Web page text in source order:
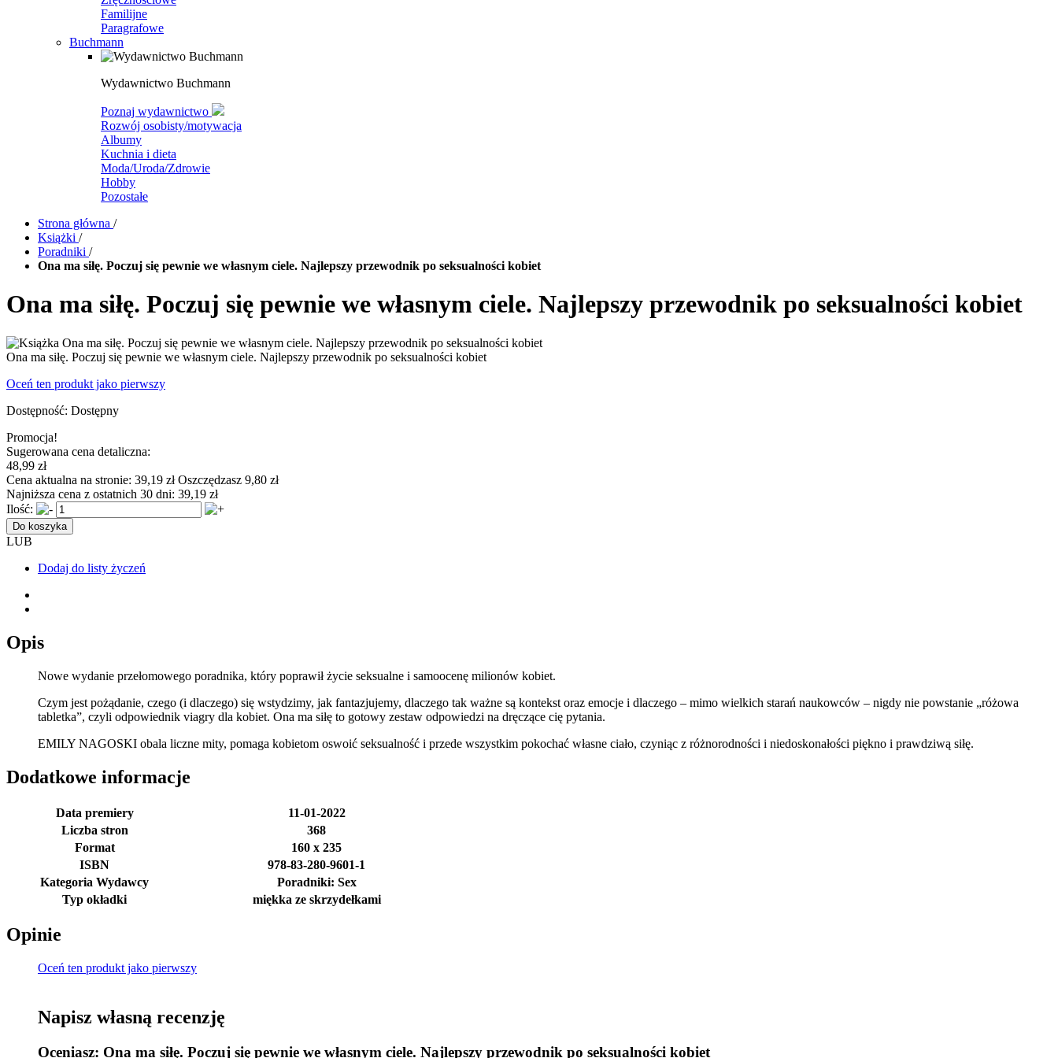
Familijne
Paragrafowe
Buchmann
Wydawnictwo Buchmann
Poznaj wydawnictwo
Rozwój osobisty/motywacja
Albumy
Kuchnia i dieta
Moda/Uroda/Zdrowie
Hobby
Pozostałe
Strona główna /
Książki /
Poradniki /
Ona ma siłę. Poczuj się pewnie we własnym ciele. Najlepszy przewodnik po seksualności kobiet
Ona ma siłę. Poczuj się pewnie we własnym ciele. Najlepszy przewodnik po seksualności kobiet
Ona ma siłę. Poczuj się pewnie we własnym ciele. Najlepszy przewodnik po seksualności kobiet
Oceń ten produkt jako pierwszy
Dostępność: Dostępny
Promocja!
Sugerowana cena detaliczna:
48,99 zł
Cena aktualna na stronie: 39,19 złOszczędzasz 9,80 zł
Najniższa cena z ostatnich 30 dni: 39,19 zł
Ilość:
Do koszyka
LUB
Dodaj do listy życzeń
Opis
Nowe wydanie przełomowego poradnika, który poprawił życie seksualne i samoocenę milionów kobiet.
Czym jest pożądanie, czego (i dlaczego) się wstydzimy, jak fantazjujemy, dlaczego tak ważne są kontekst oraz emocje i dlaczego – mimo wielkich starań naukowców – nigdy nie powstanie „różowa
tabletka”, czyli odpowiednik viagry dla kobiet. Ona ma siłę to gotowy zestaw odpowiedzi na dręczące cię pytania.
EMILY NAGOSKI obala liczne mity, pomaga kobietom oswoić seksualność i przede wszystkim pokochać własne ciało, czyniąc z różnorodności i niedoskonałości piękno i prawdziwą siłę.
Dodatkowe informacje
Data premiery
11-01-2022
Liczba stron
368
Format
160 x 235
ISBN
978-83-280-9601-1
Kategoria Wydawcy
Poradniki: Sex
Typ okładki
miękka ze skrzydełkami
Opinie
Oceń ten produkt jako pierwszy
Napisz własną recenzję
Oceniasz: Ona ma siłę. Poczuj się pewnie we własnym ciele. Najlepszy przewodnik po seksualności kobiet